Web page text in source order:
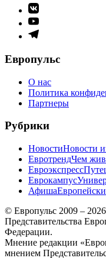
Элемент
меню
Элемент
меню
Элемент
Европульс
О нас
Политика
Партнеры
Рубрики
НовостиНовости
ЕвротрендЧем
Евроэкспресс
Еврокампус
Афиша
© Европульс 2009 –
Представительства
Федерации.
Мнение редакции
мнением